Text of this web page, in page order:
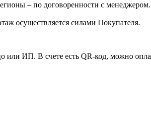
– по договоренности с менеджером.
осуществляется силами Покупателя.
ИП. В счете есть QR-код, можно